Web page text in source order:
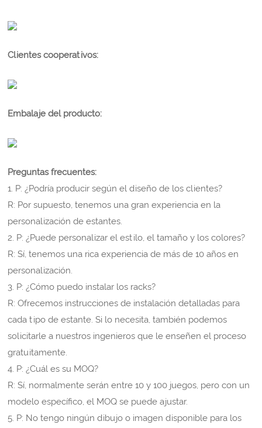
Clientes cooperativos:
Embalaje del producto:
Preguntas frecuentes:
1. P: ¿Podría producir según el diseño de los clientes?
R: Por supuesto, tenemos una gran experiencia en la
personalización de estantes.
2. P: ¿Puede personalizar el estilo, el tamaño y los colores?
R: Sí, tenemos una rica experiencia de más de 10 años en
personalización.
3. P: ¿Cómo puedo instalar los racks?
R: Ofrecemos instrucciones de instalación detalladas para
cada tipo de estante. Si lo necesita, también podemos
solicitarle a nuestros ingenieros que le enseñen el proceso
gratuitamente.
4. P: ¿Cuál es su MOQ?
R: Sí, normalmente serán entre 10 y 100 juegos, pero con un
modelo específico, el MOQ se puede ajustar.
5. P: No tengo ningún dibujo o imagen disponible para los